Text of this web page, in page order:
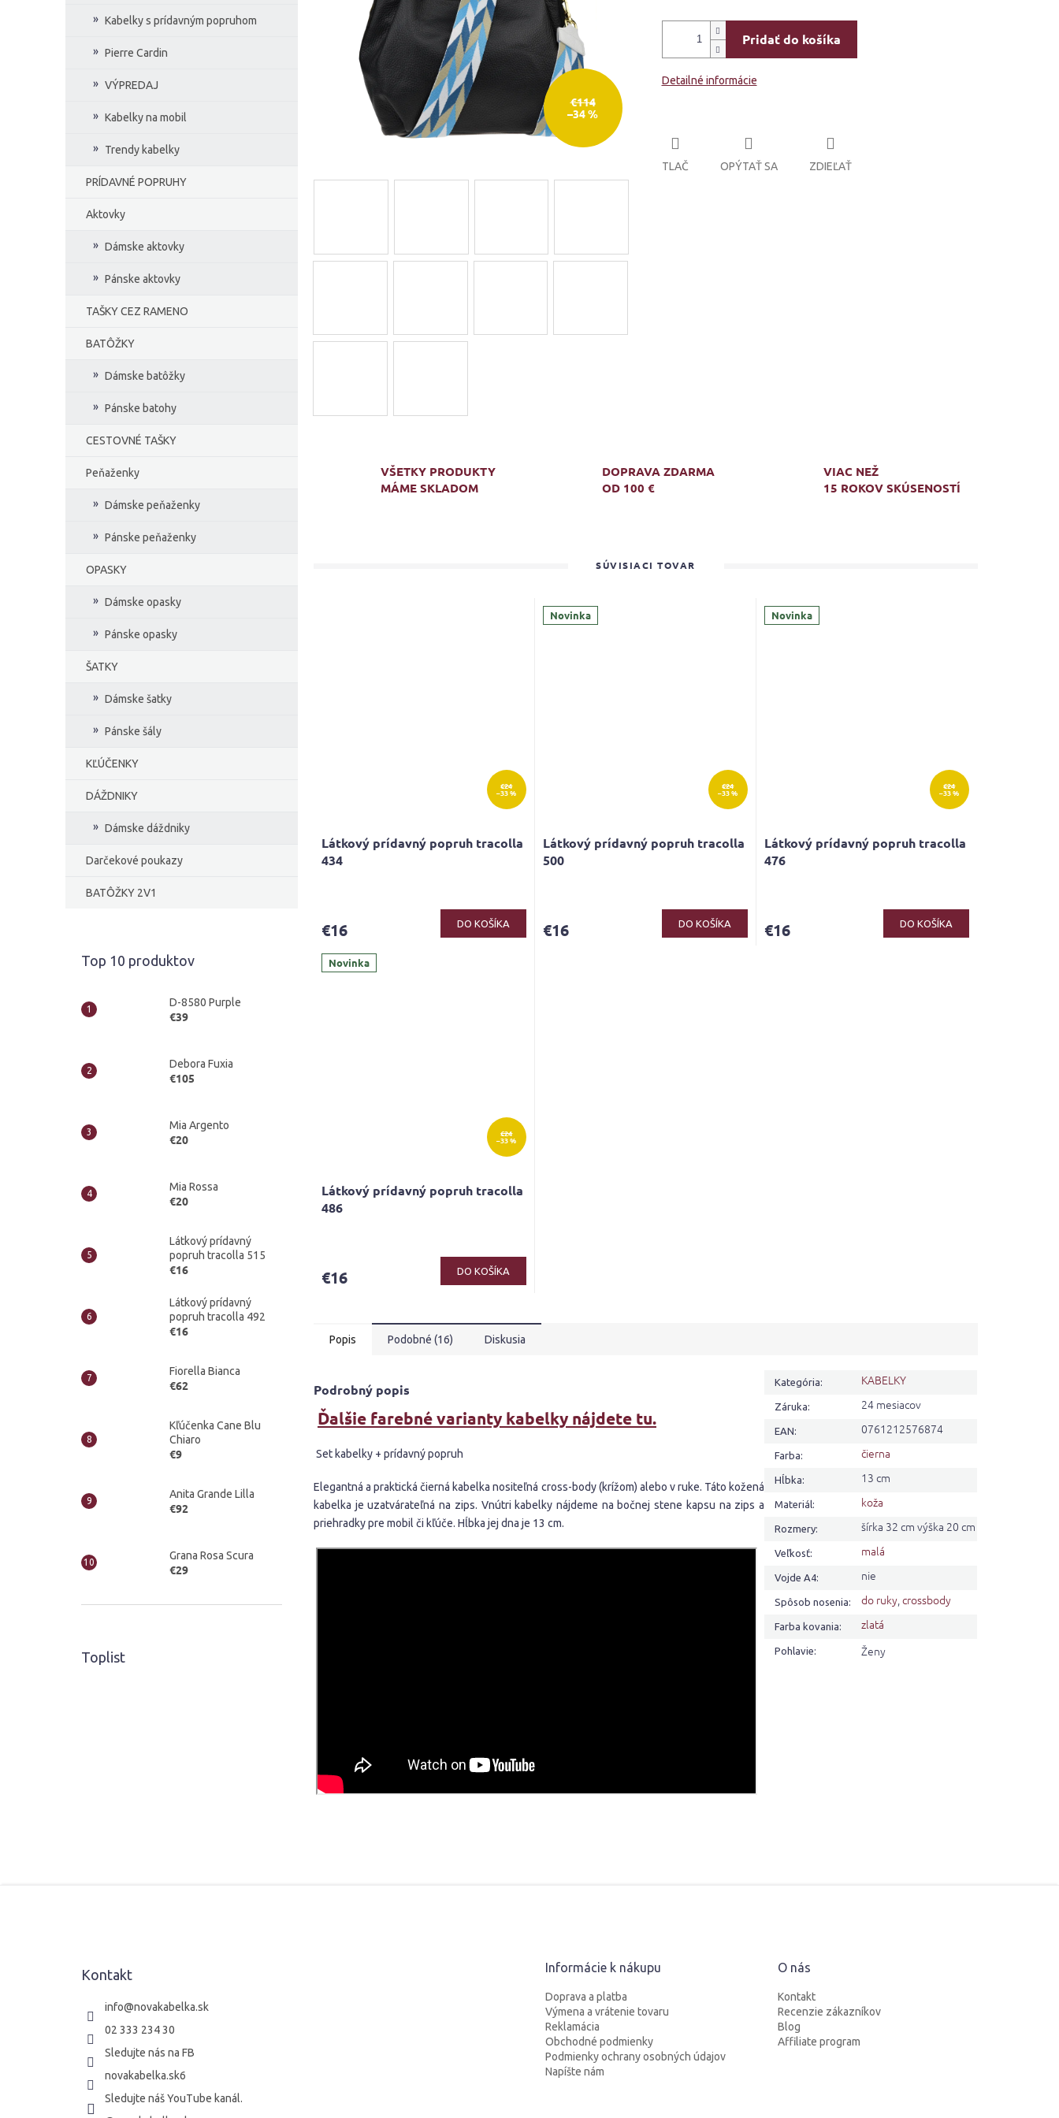
Kabelky s prídavným popruhom
Pierre Cardin
VÝPREDAJ
Kabelky na mobil
Trendy kabelky
PRÍDAVNÉ POPRUHY
Aktovky
Dámske aktovky
Pánske aktovky
TAŠKY CEZ RAMENO
BATÔŽKY
Dámske batôžky
Pánske batohy
CESTOVNÉ TAŠKY
Peňaženky
Dámske peňaženky
Pánske peňaženky
OPASKY
Dámske opasky
Pánske opasky
ŠATKY
Dámske šatky
Pánske šály
KĽÚČENKY
DÁŽDNIKY
Dámske dáždniky
Darčekové poukazy
BATÔŽKY 2V1
Top 10 produktov
D-8580 Purple
€39
Debora Fuxia
€105
Mia Argento
€20
Mia Rossa
€20
Látkový prídavný
popruh tracolla 515
€16
Látkový prídavný
popruh tracolla 492
€16
Fiorella Bianca
€62
Kľúčenka Cane Blu
Chiaro
€9
Anita Grande Lilla
€92
Grana Rosa Scura
€29
Toplist
€114
–34 %
Pridať do košíka
Detailné informácie
TLAČ OPÝTAŤ SA ZDIEĽAŤ
VŠETKY PRODUKTY
MÁME SKLADOM
DOPRAVA ZDARMA
OD 100 €
VIAC NEŽ
15 ROKOV SKÚSENOSTÍ
SÚVISIACI TOVAR
€24
–33 %
Látkový prídavný popruh tracolla
434
je
€16 DO KOŠÍKA
Novinka
€24
–33 %
Látkový prídavný popruh tracolla
500
€16 DO KOŠÍKA
Novinka
€24
–33 %
Látkový prídavný popruh tracolla
476
€16 DO KOŠÍKA
Novinka
€24
–33 %
Látkový prídavný popruh tracolla
486
€16 DO KOŠÍKA
Popis Podobné (16) Diskusia
Podrobný popis
Ďalšie farebné varianty kabelky nájdete tu.
Set kabelky + prídavný popruh
Elegantná a praktická čierná kabelka nositeľná cross-body (krížom) alebo v ruke. Táto kožená
kabelka je uzatvárateľná na zips. Vnútri kabelky nájdeme na bočnej stene kapsu na zips a
priehradky pre mobil či kľúče. Hĺbka jej dna je 13 cm.
Kategória: KABELKY
Záruka: 24 mesiacov
EAN: 0761212576874
Farba: čierna
Hĺbka: 13 cm
Materiál: koža
Rozmery: šírka 32 cm výška 20 cm
Veľkosť: malá
Vojde A4: nie
Spôsob nosenia: do ruky,crossbody
Farba kovania: zlatá
Pohlavie: Ženy
Kontakt
info@novakabelka.sk
02 333 234 30
Sledujte nás na FB
novakabelka.sk6
Sledujte náš YouTube kanál.
Informácie k nákupu
Doprava a platba
Výmena a vrátenie tovaru
Reklamácia
Obchodné podmienky
Podmienky ochrany osobných údajov
Napíšte nám
O nás
Kontakt
Recenzie zákazníkov
Blog
Affiliate program